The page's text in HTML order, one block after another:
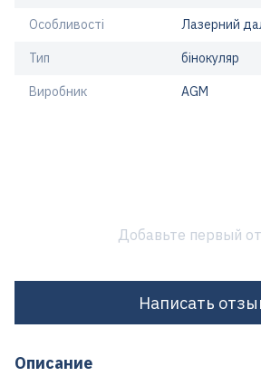
Особливості Лазерний
Тип бінокуляр
Виробник AGM
Добавьте первый
Написать
Описание